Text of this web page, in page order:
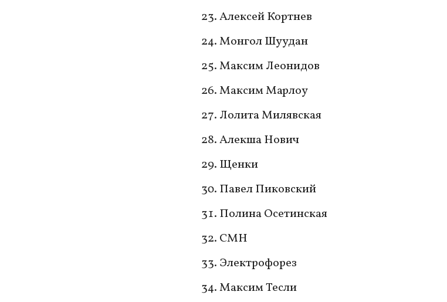
Алексей Кортнев
Монгол Шуудан
Максим Леонидов
Максим Марлоу
Лолита Милявская
Алекша Нович
Щенки
Павел Пиковский
Полина Осетинская
СМН
Электрофорез
Максим Тесли